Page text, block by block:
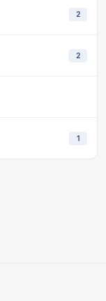
2
2
1